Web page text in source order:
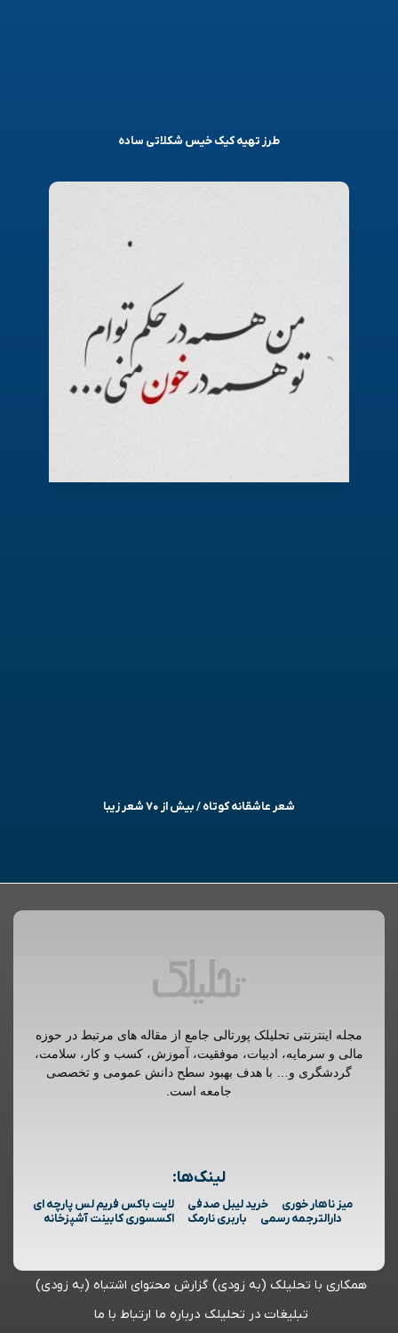
طرز تهیه کیک خیس شکلاتی ساده
شعر عاشقانه کوتاه / بیش از ۷۰ شعر زیبا
مجله اینترنتی تحلیلک پورتالی جامع از مقاله های مرتبط در حوزه
مالی و سرمایه، ادبیات، موفقیت، آموزش، کسب و کار، سلامت،
گردشگری و… با هدف بهبود سطح دانش عمومی و تخصصی
جامعه است.
لینک‌ها:
میز ناهار خوری خرید لیبل صدفی
لایت باکس فریم لس پارچه ای
دارالترجمه رسمی
باربری نارمک اکسسوری کابینت آشپزخانه
همکاری با تحلیلک (به زودی) گزارش محتوای اشتباه (به زودی)
تبلیغات در تحلیلک درباره ما ارتباط با ما